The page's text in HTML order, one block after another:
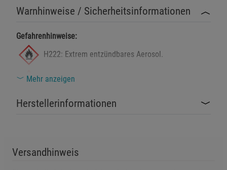
Warnhinweise / Sicherheitsinformationen
Gefahrenhinweise:
H222: Extrem entzündbares Aerosol.
H229: Behälter steht unter Druck: kann bei
Erwärmung bersten.
Mehr anzeigen
Herstellerinformationen
Versandhinweis